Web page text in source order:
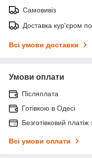
Самовивіз
Доставка кур'єром
Всі умови доставки
Умови оплати
Післяплата
Готівкою в Одесі
Безготівковий
Всі умови оплати